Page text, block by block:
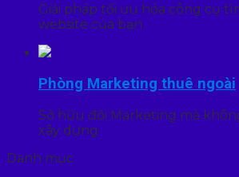
Giải pháp tối ưu hóa công cụ
website của bạn
Phòng Marketing thuê ngoài
Sở hữu đội Marketing mà
xây dựng
Danh mục